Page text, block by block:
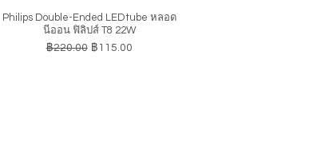
ดูข้อมูลด่วน
Philips Double-Ended LEDtube หลอด
นีออน ฟิลิปส์ T8 22W
ราคาปกติ
฿220.00 ราคาขายลด
฿115.00